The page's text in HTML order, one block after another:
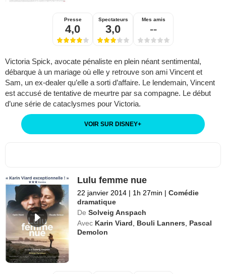
Presse
4,0
Spectateurs
3,0
Mes amis
--
Victoria Spick, avocate pénaliste en plein néant sentimental,
débarque à un mariage où elle y retrouve son ami Vincent et
Sam, un ex-dealer qu’elle a sorti d’affaire. Le lendemain, Vincent
est accusé de tentative de meurtre par sa compagne. Le début
d’une série de cataclysmes pour Victoria.
VOIR SUR DISNEY+
Lulu femme nue
22 janvier 2014 | 1h 27min | Comédie
dramatique
De Solveig Anspach
Avec Karin Viard Bouli Lanners
Pascal
Demolon